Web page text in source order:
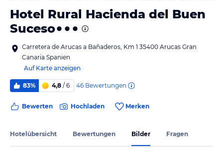
Hotel Rural Hacienda del Buen
Suceso
Carretera de Arucas a Bañaderos, Km 1 35400 Arucas Gran
Canaria Spanien
Auf Karte anzeigen
83% 4,8 / 6 46 Bewertungen
Bewerten Hochladen Merken
Hotelübersicht Bewertungen Bilder Fragen